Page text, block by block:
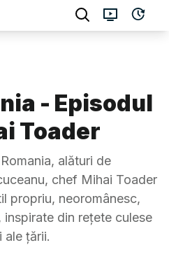
- Episodul
Toader
alături de
chef Mihai Toader
propriu, neoromânesc,
din rețete culese
ale țării.